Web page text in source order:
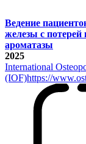
Ведение
железы с
ароматазы
2025
International
(IOF)https://